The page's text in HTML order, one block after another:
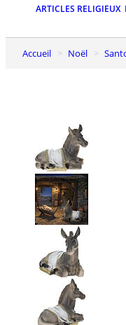
ARTICLES RELIGIEUX
Accueil Noël